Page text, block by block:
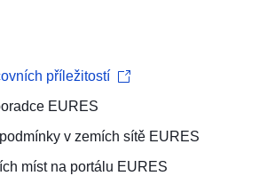
příležitostí
EURES
v zemích sítě EURES
místna portálu EURES